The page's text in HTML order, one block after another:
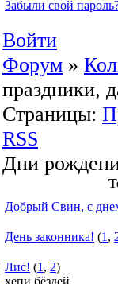
Забыли свой
Войти
Форум »
праздники,
Страницы:
RSS
Дни
Добрый Свин, с
День законника! (1,
Лис! (1, 2)